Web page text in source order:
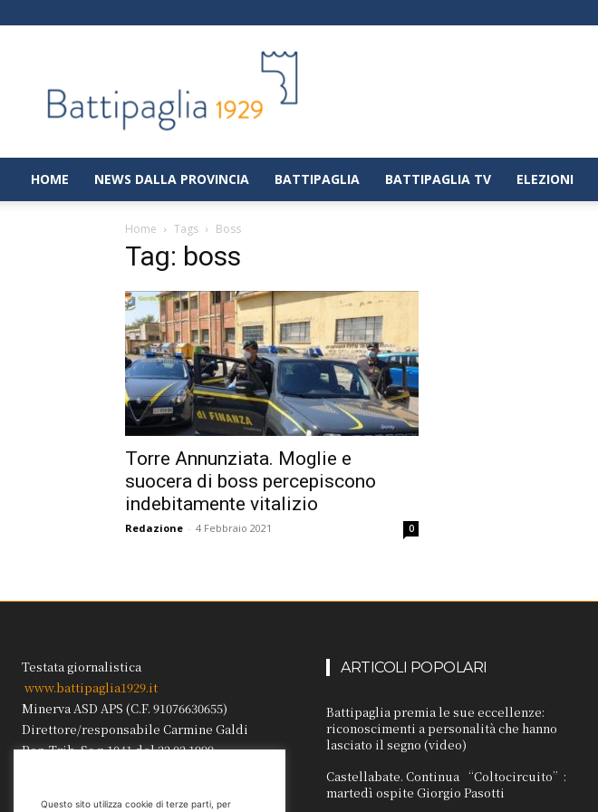
|
Notizie
dalla
città
di
HOME NEWS DALLA PROVINCIA BATTIPAGLIA BATTIPAGLIA TV ELEZIONI
Home Tags Boss
Tag: boss
Torre Annunziata. Moglie e
suocera di boss percepiscono
indebitamente vitalizio
Redazione - 4 Febbraio 2021 0
Testata giornalistica
www.battipaglia1929.it
Minerva ASD APS (C.F. 91076630655)
Direttore/responsabile Carmine Galdi
Reg. Trib. Sa n.1041 del 22.02.1999.
ARTICOLI POPOLARI
Battipaglia premia le sue eccellenze:
riconoscimenti a personalità che hanno
lasciato il segno (video)
Castellabate. Continua “Coltocircuito”:
martedì ospite Giorgio Pasotti
Questo sito utilizza cookie di terze parti, per